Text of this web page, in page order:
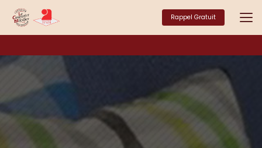
contenu
principal
Rappel Gratuit